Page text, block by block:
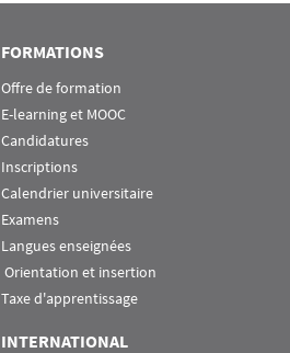
FORMATIONS
Offre de formation
E-learning et MOOC
Candidatures
Inscriptions
Calendrier universitaire
Examens
Langues enseignées
Orientation et insertion
Taxe d'apprentissage
INTERNATIONAL